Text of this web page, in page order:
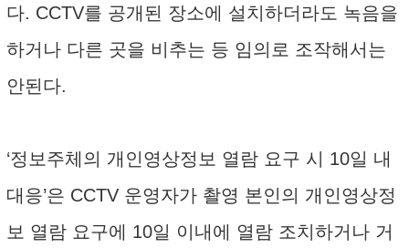
다. CCTV를 공개된 장소에 설치하더라도 녹음을
하거나 다른 곳을 비추는 등 임의로 조작해서는
안된다.
‘정보주체의 개인영상정보 열람 요구 시 10일 내
대응’은 CCTV 운영자가 촬영 본인의 개인영상정
보 열람 요구에 10일 이내에 열람 조치하거나 거